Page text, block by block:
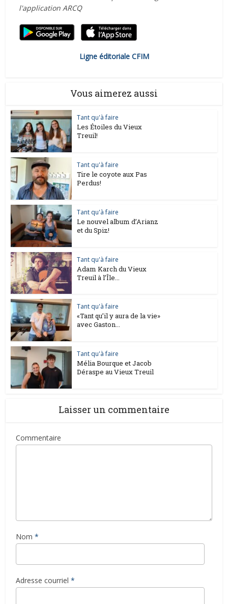
l'application ARCQ
Ligne éditoriale CFIM
Vous aimerez aussi
Tant qu'à faire
Les Étoiles du Vieux
Treuil!
Tant qu'à faire
Tire le coyote aux Pas
Perdus!
Tant qu'à faire
Le nouvel album d’Arianz
et du Spiz!
Tant qu'à faire
Adam Karch du Vieux
Treuil à l’Île...
Tant qu'à faire
«Tant qu’il y aura de la vie»
avec Gaston...
Tant qu'à faire
Mélia Bourque et Jacob
Déraspe au Vieux Treuil
Laisser un commentaire
Commentaire
Nom *
Adresse courriel *